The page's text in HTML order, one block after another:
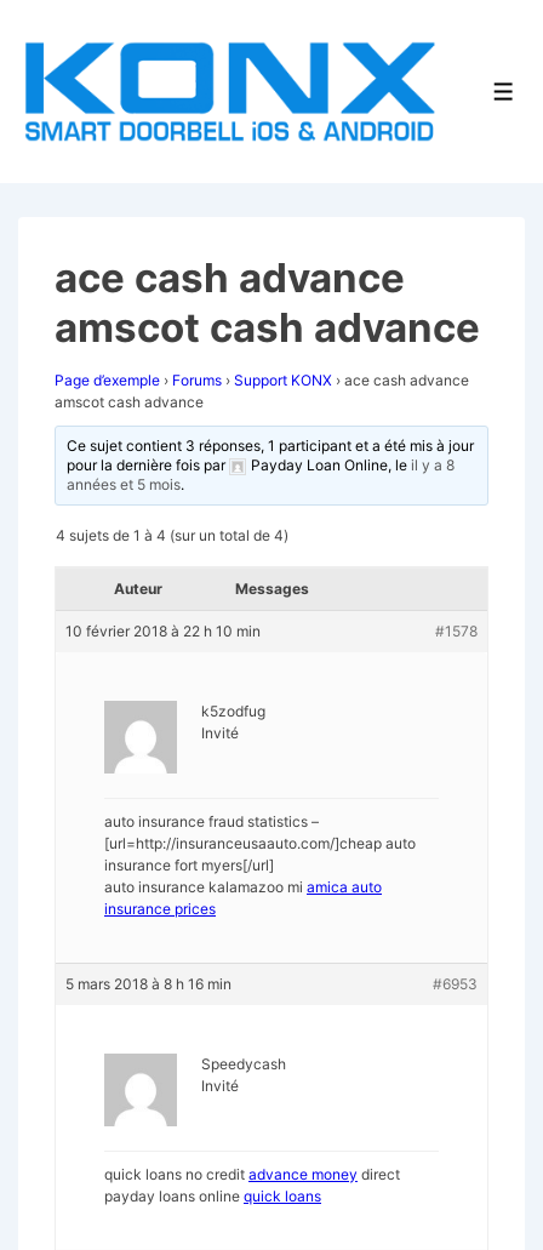
passer
contenu
ace cash advance
amscot cash advance
Page d’exemple › Forums › Support KONX › ace cash advance
amscot cash advance
Ce sujet contient 3 réponses, 1 participant et a été mis à jour
pour la dernière fois par
Payday Loan Online, leil y a 8
années et 5 mois.
4 sujets de 1 à 4 (sur un total de 4)
Auteur Messages
10 février 2018 à 22 h 10 min #1578
k5zodfug
Invité
auto insurance fraud statistics –
[url=http://insuranceusaauto.com/]cheap auto
insurance fort myers[/url]
auto insurance kalamazoo mi amica auto
insurance prices
5 mars 2018 à 8 h 16 min #6953
Speedycash
Invité
quick loans no credit advance money direct
payday loans online quick loans